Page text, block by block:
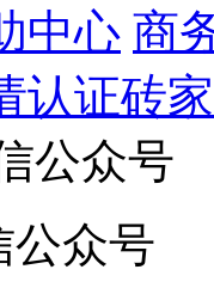
中心 商
认证砖家
公众号